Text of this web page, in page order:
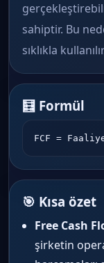
sahiptir. Bu
sıklıkla
🧮 Formül
FCF =
🎯 Kısa özet
Free Cash
şirketin